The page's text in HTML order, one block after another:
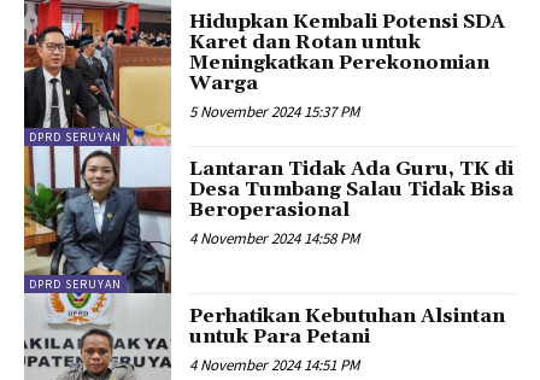
DPRD SERUYAN
Hidupkan Kembali Potensi SDA
Karet dan Rotan untuk
Meningkatkan Perekonomian
Warga
5 November 2024 15:37 PM
DPRD SERUYAN
Lantaran Tidak Ada Guru, TK di
Desa Tumbang Salau Tidak Bisa
Beroperasional
4 November 2024 14:58 PM
Perhatikan Kebutuhan Alsintan
untuk Para Petani
4 November 2024 14:51 PM